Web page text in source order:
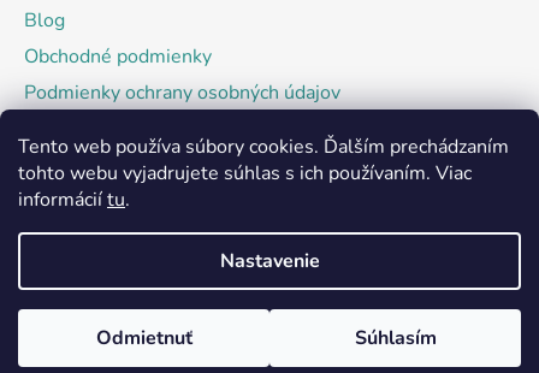
Tento web používa súbory cookies. Ďalším prechádzaním
tohto webu vyjadrujete súhlas s ich používaním. Viac
informáciítu.
Nastavenie
Odmietnuť Súhlasím
Blog
Obchodné podmienky
Podmienky ochrany osobných údajov
Facebook
Vytvoril Shoptet